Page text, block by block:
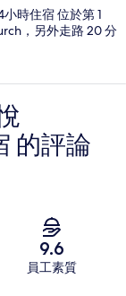
時住宿 位於第 1
，另外走路 20 分
的評論
9.6
員工素質